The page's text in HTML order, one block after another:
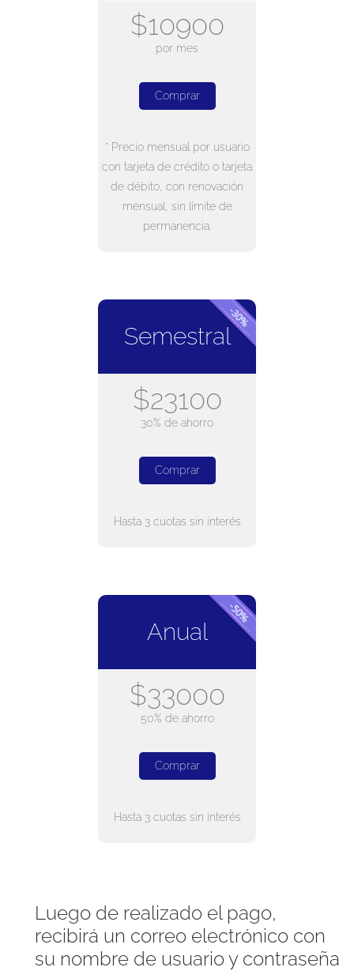
$10900
por mes
Comprar
* Precio mensual por usuario
con tarjeta de crédito o tarjeta
de débito, con renovación
mensual, sin límite de
permanencia.
Semestral
$23100
30% de ahorro
Comprar
Hasta 3 cuotas sin interés
Anual
$33000
50% de ahorro
Comprar
Hasta 3 cuotas sin interés
Luego de realizado el pago,
recibirá un correo electrónico con
su nombre de usuario y contraseña